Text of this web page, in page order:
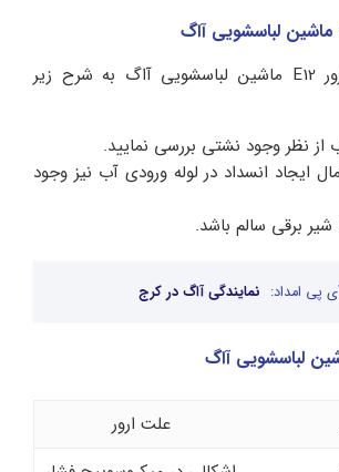
نحوه رفع عیب ارور E12 ماشین لباسشویی آاگ به شرح زیر
از نظر وجود نشتی بررسی نمایید.
ایجاد انسداد در لوله ورودی آب نیز وجود
برقی سالم باشد.
پی امداد: نمایندگی آاگ در کرج
علت ارور